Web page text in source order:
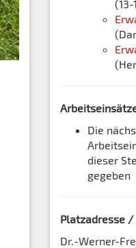
(13-
Die
dieser
gegeben
Platzadresse /
Dr.-Werner-